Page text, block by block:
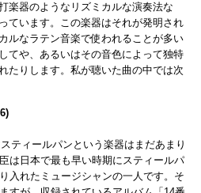
楽器のようなリズミカルな演奏法な
ています。この楽器はそれが発明され
ルなラテン音楽で使われることが多い
てや、あるいはその音色によって独特
たりします。私が聴いた曲の中では次
ティールパンという楽器はまだあまり
は日本で最も早い時期にスティールパ
入れたミュージシャンの一人です。そ